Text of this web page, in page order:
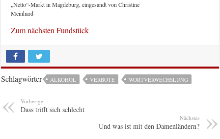
„Netto“-Markt in Magdeburg, eingesandt von Christine
Meinhard
Zum nächsten Fundstück
Schlagwörter ALKOHOL VERBOTE WORTVERWECHSLUNG
Vorherige
Dass trifft sich schlecht
Nächstes
Und was ist mit den Damenländern?